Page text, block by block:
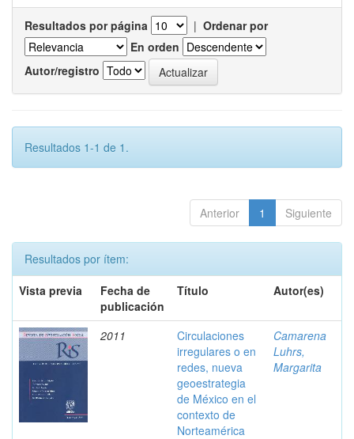
Resultados por página | Ordenar por
En orden
Autor/registro
Resultados 1-1 de 1.
Anterior 1 Siguiente
Resultados por ítem:
Vista previa
Fecha de
publicación
Título Autor(es)
2011
Circulaciones
irregulares o en
redes, nueva
geoestrategia
de México en el
contexto de
Norteamérica
Camarena
Luhrs,
Margarita